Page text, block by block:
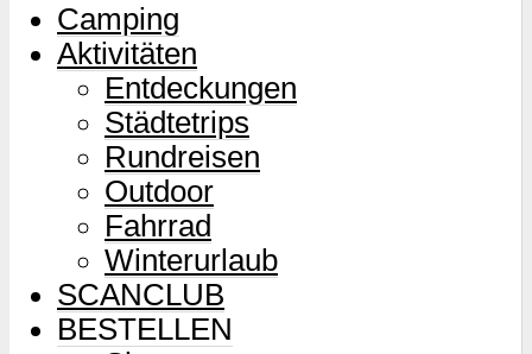
Camping
Aktivitäten
Entdeckungen
Städtetrips
Rundreisen
Outdoor
Fahrrad
Winterurlaub
SCANCLUB
BESTELLEN